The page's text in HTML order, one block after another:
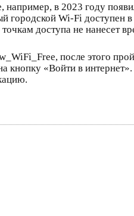
в 2023 году
городской Wi-Fi доступен
доступа не нанесет
после этого
«Войти в интернет».